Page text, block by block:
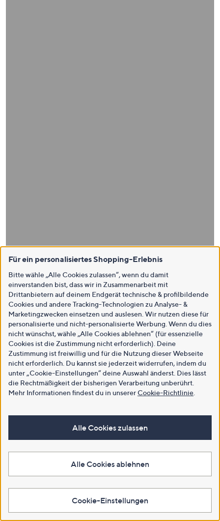
Für ein personalisiertes Shopping-Erlebnis
Bitte wähle „Alle Cookies zulassen“, wenn du damit
einverstanden bist, dass wir in Zusammenarbeit mit
Drittanbietern auf deinem Endgerät technische & profilbildende
Cookies und andere Tracking-Technologien zu Analyse- &
Marketingzwecken einsetzen und auslesen. Wir nutzen diese für
personalisierte und nicht-personalisierte Werbung. Wenn du dies
nicht wünschst, wähle „Alle Cookies ablehnen“ (für essenzielle
Cookies ist die Zustimmung nicht erforderlich). Deine
Zustimmung ist freiwillig und für die Nutzung dieser Webseite
nicht erforderlich. Du kannst sie jederzeit widerrufen, indem du
unter „Cookie-Einstellungen“ deine Auswahl änderst. Dies lässt
die Rechtmäßigkeit der bisherigen Verarbeitung unberührt.
Mehr Informationen findest du in unsererCookie-Richtlinie
Alle Cookies zulassen
Alle Cookies ablehnen
Cookie-Einstellungen